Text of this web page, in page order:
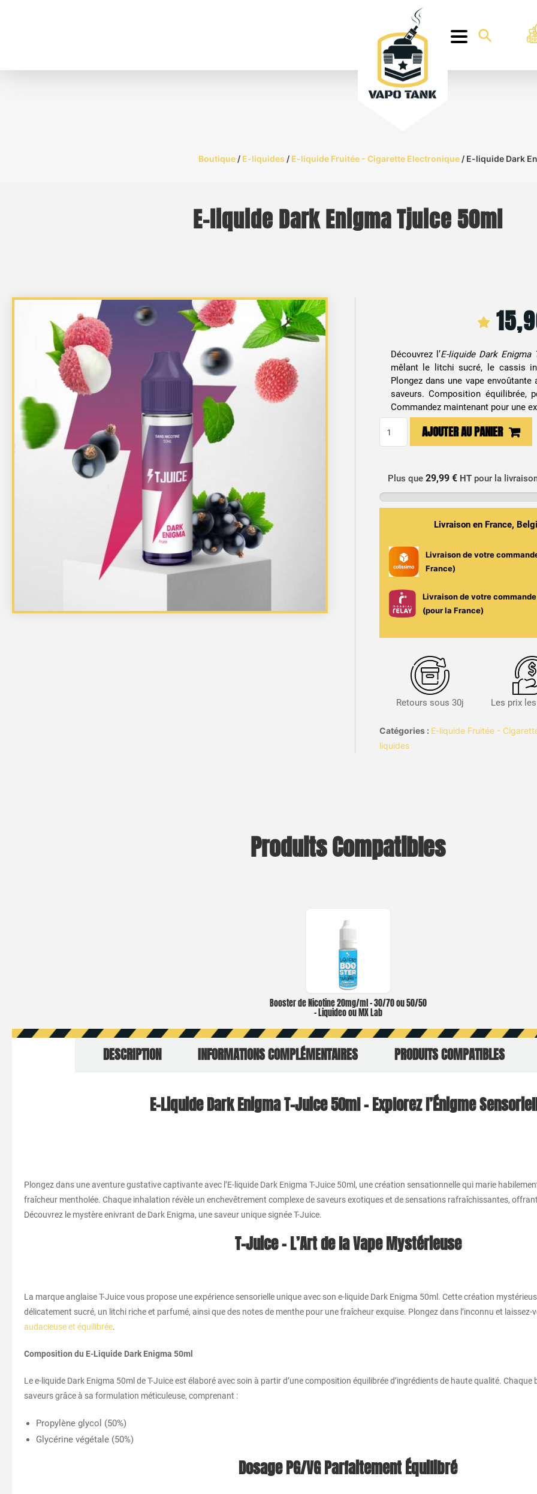
Boutique/ E-liquides / E-liquide Fruitée - Cigarette Electronique/ E-liquide Dark
E-liquide Dark Enigma Tjuice 50ml
Découvrez l’E-liquide Dark Enigma
mêlant le litchi sucré, le cassis
Plongez dans une vape
saveurs. Composition équilibrée,
Commandez maintenant pour une
Dark
Enigma
AJOUTER AU PANIER
Plus que29,99 € HT pour la
Livraison en France,
Livraison de votre
France)
Livraison de votre
(pour la France)
Retours sous 30j Les prix
Catégories : E-liquide Fruitée -
liquides
Produits Compatibles
Booster de Nicotine 20mg/ml – 30/70 ou 50/50
– Liquideo ou MX Lab
DESCRIPTION INFORMATIONS COMPLÉMENTAIRES PRODUITS COMPATIBLES
E-Liquide Dark Enigma T-Juice 50ml – Explorez l’Énigme
Plongez dans une aventure gustative captivante avec l’E-liquide Dark Enigma T-Juice 50ml, une création sensationnelle qui marie
fraîcheur mentholée. Chaque inhalation révèle un enchevêtrement complexe de saveurs exotiques et de sensations rafraîchissantes,
Découvrez le mystère enivrant de Dark Enigma, une saveur unique signée T-Juice.
T-Juice – L’Art de la Vape Mystérieuse
La marque anglaise T-Juice vous propose une expérience sensorielle unique avec son e-liquide Dark Enigma 50ml. Cette création
délicatement sucré, un litchi riche et parfumé, ainsi que des notes de menthe pour une fraîcheur exquise. Plongez dans l’inconnu et
audacieuse et équilibrée.
Composition du E-Liquide Dark Enigma 50ml
Le e-liquide Dark Enigma 50ml de T-Juice est élaboré avec soin à partir d’une composition équilibrée d’ingrédients de haute qualité.
saveurs grâce à sa formulation méticuleuse, comprenant :
Propylène glycol (50%)
Glycérine végétale (50%)
Dosage PG/VG Parfaitement Équilibré